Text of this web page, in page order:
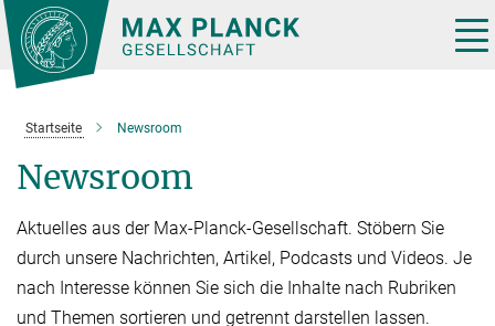
Hauptinhalt
Startseite Newsroom
Newsroom
Aktuelles aus der Max-Planck-Gesellschaft. Stöbern Sie
durch unsere Nachrichten, Artikel, Podcasts und Videos. Je
nach Interesse können Sie sich die Inhalte nach Rubriken
und Themen sortieren und getrennt darstellen lassen.